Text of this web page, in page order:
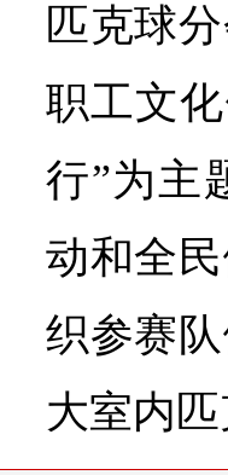
匹克球
职工文
行”为主
动和全
织参赛
大室内